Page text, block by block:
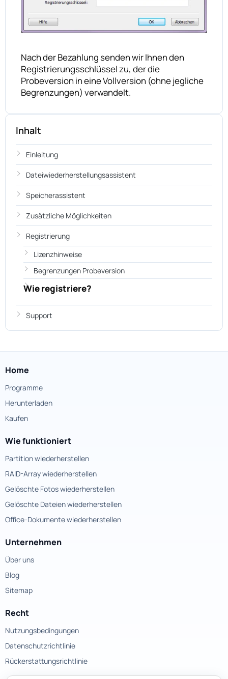
Nach der Bezahlung senden wir Ihnen den
Registrierungsschlüssel zu, der die
Probeversion in eine Vollversion (ohne jegliche
Begrenzungen) verwandelt.
Inhalt
Einleitung
Dateiwiederherstellungsassistent
Speicherassistent
Zusätzliche Möglichkeiten
Registrierung
Lizenzhinweise
Begrenzungen Probeversion
Wie registriere?
Support
Home
Programme
Herunterladen
Kaufen
Wie funktioniert
Partition wiederherstellen
RAID-Array wiederherstellen
Gelöschte Fotos wiederherstellen
Gelöschte Dateien wiederherstellen
Office-Dokumente wiederherstellen
Unternehmen
Über uns
Blog
Sitemap
Recht
Nutzungsbedingungen
Datenschutzrichtlinie
Rückerstattungsrichtlinie